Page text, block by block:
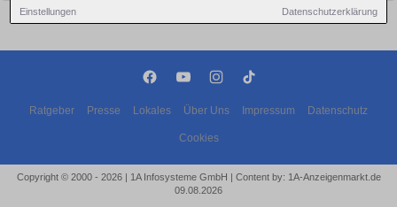
Einstellungen Datenschutzerklärung
Ratgeber Presse Lokales Über Uns Impressum Datenschutz
Cookies
Copyright © 2000 - 2026 | 1A Infosysteme GmbH | Content by: 1A-Anzeigenmarkt.de
09.08.2026